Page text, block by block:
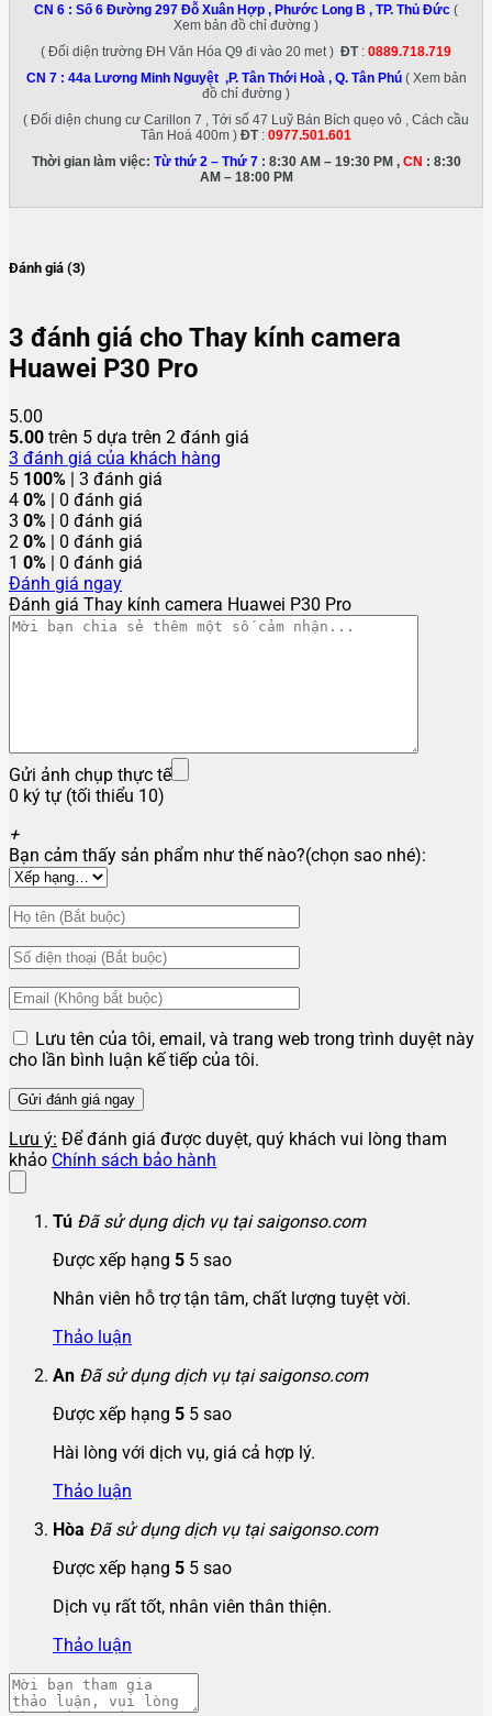
CN 6 : Số 6 Đường 297 Đỗ Xuân Hợp , Phước Long B , TP. Thủ Đức (
Xem bản đồ chỉ đường )
( Đối diện trường ĐH Văn Hóa Q9 đi vào 20 met ) ĐT: 0889.718.719
CN 7 : 44a Lương Minh Nguyệt ,P. Tân Thới Hoà , Q. Tân Phú ( Xem bản
đồ chỉ đường )
( Đối diện chung cư Carillon 7 , Tới số 47 Luỹ Bán Bích quẹo vô , Cách cầu
Tân Hoá 400m ) ĐT: 0977.501.601
Thời gian làm việc: Từ thứ 2 – Thứ 7: 8:30 AM – 19:30 PM , CN : 8:30
AM – 18:00 PM
Đánh giá (3)
3 đánh giá cho Thay kính camera
Huawei P30 Pro
5.00
5.00 trên 5 dựa trên 2 đánh giá
3 đánh giá của khách hàng
5 100% | 3 đánh giá
4 0% | 0 đánh giá
3 0% | 0 đánh giá
2 0% | 0 đánh giá
1 0% | 0 đánh giá
Đánh giá ngay
Đánh giá Thay kính camera Huawei P30 Pro
Gửi ảnh chụp thực tế
0 ký tự (tối thiểu 10)
+
Bạn cảm thấy sản phẩm như thế nào?(chọn sao nhé):
Lưu tên của tôi, email, và trang web trong trình duyệt này
cho lần bình luận kế tiếp của tôi.
Lưu ý: Để đánh giá được duyệt, quý khách vui lòng tham
khảo Chính sách bảo hành
Tú Đã sử dụng dịch vụ tại saigonso.com
Được xếp hạng 5 5 sao
Nhân viên hỗ trợ tận tâm, chất lượng tuyệt vời.
Thảo luận
An Đã sử dụng dịch vụ tại saigonso.com
Được xếp hạng 5 5 sao
Hài lòng với dịch vụ, giá cả hợp lý.
Thảo luận
Hòa Đã sử dụng dịch vụ tại saigonso.com
Được xếp hạng 5 5 sao
Dịch vụ rất tốt, nhân viên thân thiện.
Thảo luận